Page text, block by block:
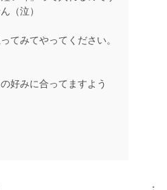
（泣）
てみてやってください。
好みに合ってますよう